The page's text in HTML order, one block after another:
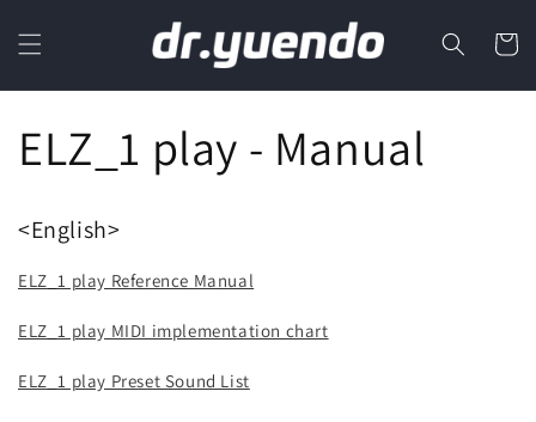
content
Cart
ELZ_1 play - Manual
<English>
ELZ_1 play Reference Manual
ELZ_1 play MIDI implementation chart
ELZ_1 play Preset Sound List